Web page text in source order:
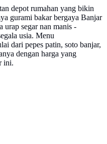
depot rumahan yang bikin
gurami bakar bergaya Banjar
urap segar nan manis -
usia. Menu
dari pepes patin, soto banjar,
dengan harga yang
ini.